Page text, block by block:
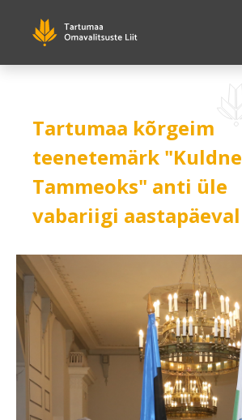
Tartumaa kõrgeim
teenetemärk "Kuldne
Tammeoks" anti üle
vabariigi aastapäeval